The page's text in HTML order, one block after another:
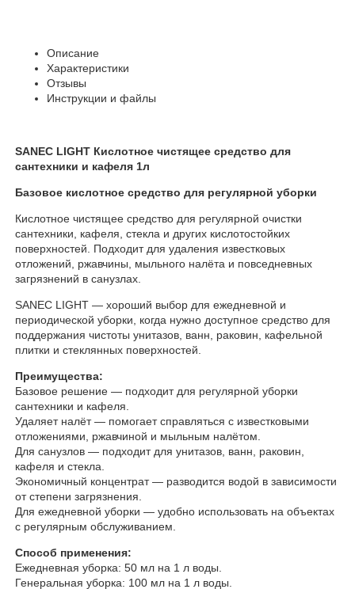
Описание
Характеристики
Отзывы
Инструкции и файлы
SANEC LIGHT Кислотное чистящее средство для
сантехники и кафеля 1л
Базовое кислотное средство для регулярной уборки
Кислотное чистящее средство для регулярной очистки
сантехники, кафеля, стекла и других кислотостойких
поверхностей. Подходит для удаления известковых
отложений, ржавчины, мыльного налёта и повседневных
загрязнений в санузлах.
SANEC LIGHT — хороший выбор для ежедневной и
периодической уборки, когда нужно доступное средство для
поддержания чистоты унитазов, ванн, раковин, кафельной
плитки и стеклянных поверхностей.
Преимущества:
Базовое решение — подходит для регулярной уборки
сантехники и кафеля.
Удаляет налёт — помогает справляться с известковыми
отложениями, ржавчиной и мыльным налётом.
Для санузлов — подходит для унитазов, ванн, раковин,
кафеля и стекла.
Экономичный концентрат — разводится водой в зависимости
от степени загрязнения.
Для ежедневной уборки — удобно использовать на объектах
с регулярным обслуживанием.
Способ применения:
Ежедневная уборка: 50 мл на 1 л воды.
Генеральная уборка: 100 мл на 1 л воды.